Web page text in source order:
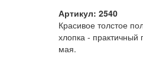
Артикул: 2540
Красивое толстое
хлопка - практичный
мая.